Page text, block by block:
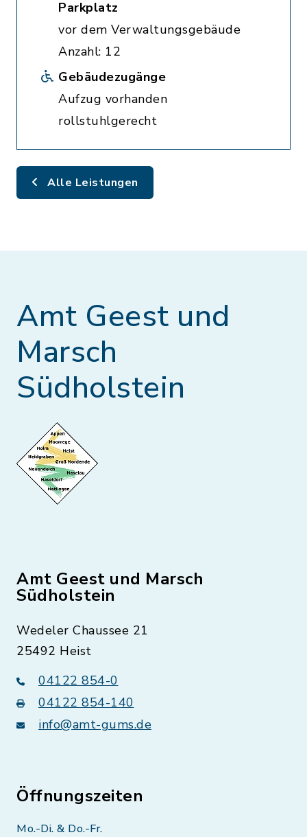
Parkplatz
vor dem Verwaltungsgebäude
Anzahl: 12
Gebäudezugänge
Aufzug vorhanden
rollstuhlgerecht
Alle Leistungen
Amt Geest und
Marsch
Südholstein
Amt Geest und Marsch
Südholstein
Wedeler Chaussee 21
25492 Heist
04122 854-0
04122 854-140
info@amt-gums.de
Öffnungszeiten
Mo.-Di. & Do.-Fr.